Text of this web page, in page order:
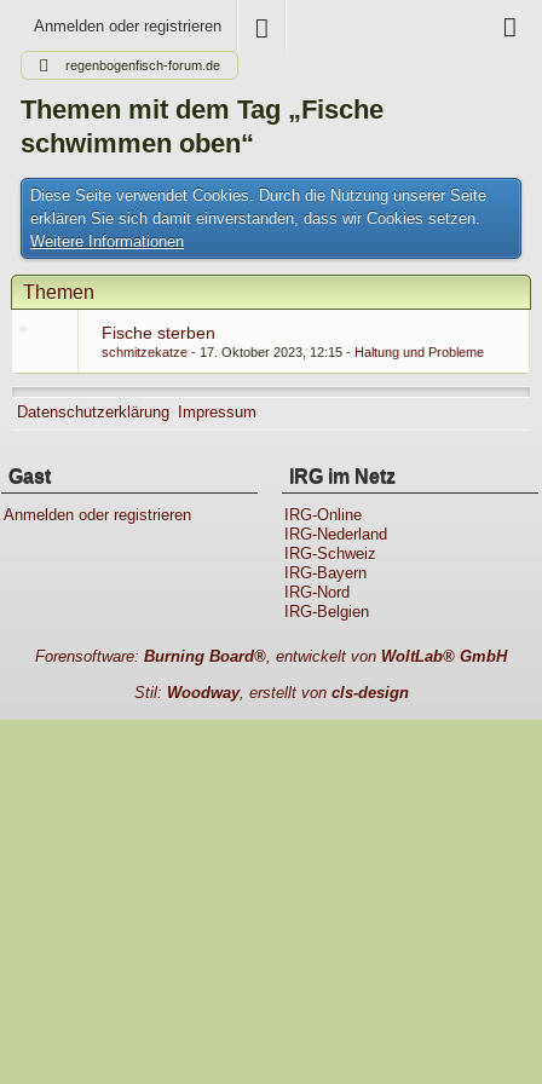
Anmelden oder registrieren
regenbogenfisch-forum.de
Themen mit dem Tag „Fische
schwimmen oben“
Diese Seite verwendet Cookies. Durch die Nutzung unserer Seite
erklären Sie sich damit einverstanden, dass wir Cookies setzen.
Weitere Informationen
Themen
Fische sterben
schmitzekatze 17. Oktober 2023, 12:15 Haltung und Probleme
Datenschutzerklärung Impressum
Gast
Anmelden oder registrieren
IRG im Netz
IRG-Online
IRG-Nederland
IRG-Schweiz
IRG-Bayern
IRG-Nord
IRG-Belgien
Forensoftware: Burning Board®, entwickelt von WoltLab® GmbH
Stil: Woodway, erstellt von cls-design